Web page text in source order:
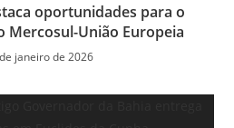
oportunidades para o
Mercosul-União Europeia
janeiro de 2026